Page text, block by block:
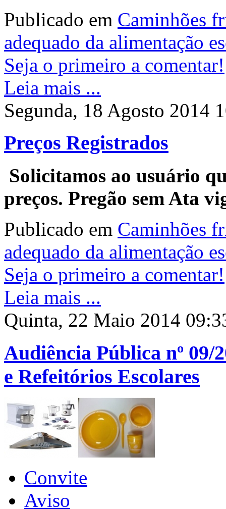
Publicado em Caminhões
adequado da alimentação
Seja o primeiro a comentar!
Leia mais ...
Segunda, 18 Agosto 2014
Preços Registrados
Solicitamos ao usuário
preços. Pregão sem Ata
Publicado em Caminhões
adequado da alimentação
Seja o primeiro a comentar!
Leia mais ...
Quinta, 22 Maio 2014
Audiência Pública nº 09/
e Refeitórios Escolares
Convite
Aviso